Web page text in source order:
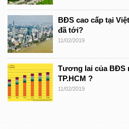
BĐS cao cấp tại
đã tới?
11/02/2019
Tương lai của BĐS
TP.HCM ?
11/02/2019